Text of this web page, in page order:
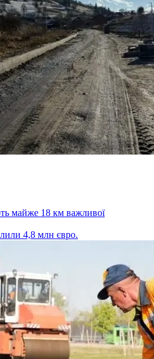
майже 18 км важливої
4,8 млн євро.